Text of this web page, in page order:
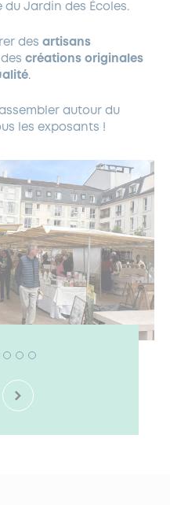
Jardin des Écoles.
des artisans
créations originales
.
autour du
les exposants !